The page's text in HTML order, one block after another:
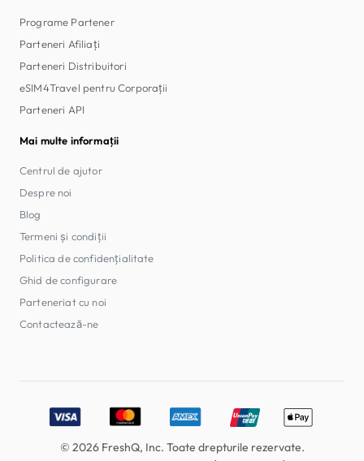
Programe Partener
Parteneri Afiliați
Parteneri Distribuitori
eSIM4Travel pentru Corporații
Parteneri API
Mai multe informații
Centrul de ajutor
Despre noi
Blog
Termeni și condiții
Politica de confidențialitate
Ghid de configurare
Parteneriat cu noi
Contactează-ne
Accepted payment methods: Visa, MasterCard, American
© 2026 FreshQ, Inc. Toate drepturile rezervate.